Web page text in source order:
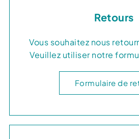
Retours
Vous souhaitez nous
Veuillez utiliser notre
Formulaire de